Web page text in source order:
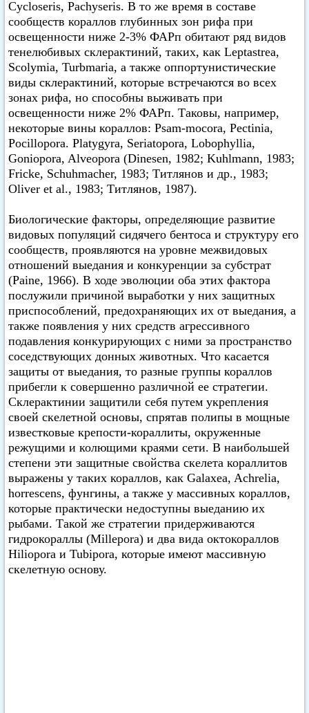
Cycloseris, Pachyseris. В то же время в составе
сообществ кораллов глубинных зон рифа при
освещенности ниже 2-3% ФАРп обитают ряд видов
тенелюбивых склерактиний, таких, как Leptastrea,
Scolymia, Turbmaria, а также оппортунистические
виды склерактиний, которые встречаются во всех
зонах рифа, но способны выживать при
освещенности ниже 2% ФАРп. Таковы, например,
некоторые вины кораллов: Psam-mocora, Pectinia,
Pocillopora. Platygyra, Seriatopora, Lobophyllia,
Goniopora, Alveopora (Dinesen, 1982; Kuhlmann, 1983;
Fricke, Schuhmacher, 1983; Титлянов и др., 1983;
Oliver et аl., 1983; Титлянов, 1987).
Биологические факторы, определяющие развитие
видовых популяций сидячего бентоса и структуру его
сообществ, проявляются на уровне межвидовых
отношений выедания и конкуренции за субстрат
(Paine, 1966). В ходе эволюции оба этих фактора
послужили причиной выработки у них защитных
приспособлений, предохраняющих их от выедания, а
также появления у них средств агрессивного
подавления конкурирующих с ними за пространство
соседствующих донных животных. Что касается
защиты от выедания, то разные группы кораллов
прибегли к совершенно различной ее стратегии.
Склерактинии защитили себя путем укрепления
своей скелетной основы, спрятав полипы в мощные
известковые крепости-кораллиты, окруженные
режущими и колющими краями сети. В наибольшей
степени эти защитные свойства скелета кораллитов
выражены у таких кораллов, как Galaxea, Achrelia,
horrescens, фунгины, а также у массивных кораллов,
которые практически недоступны выеданию их
рыбами. Такой же стратегии придерживаются
гидрокораллы (Millepora) и два вида октокораллов
Hiliopora и Tubipora, которые имеют массивную
скелетную основу.